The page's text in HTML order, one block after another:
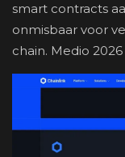
smart contracts
onmisbaar voor
chain. Medio